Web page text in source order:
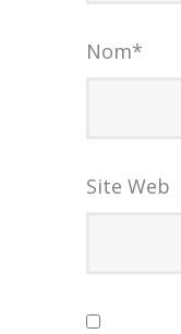
Nom*
Site Web